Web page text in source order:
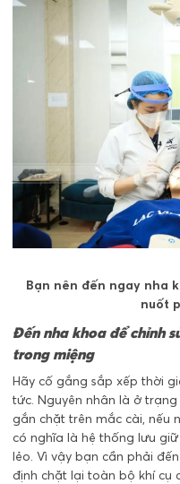
Bạn nên đến ngay nha
nuốt
Đến nha khoa để chỉnh
trong miệng
Hãy cố gắng sắp xếp thời
tức. Nguyên nhân là ở
gắn chặt trên mắc cài, nếu
có nghĩa là hệ thống lưu
lẻo. Vì vậy bạn cần phải
định chặt lại toàn bộ khí